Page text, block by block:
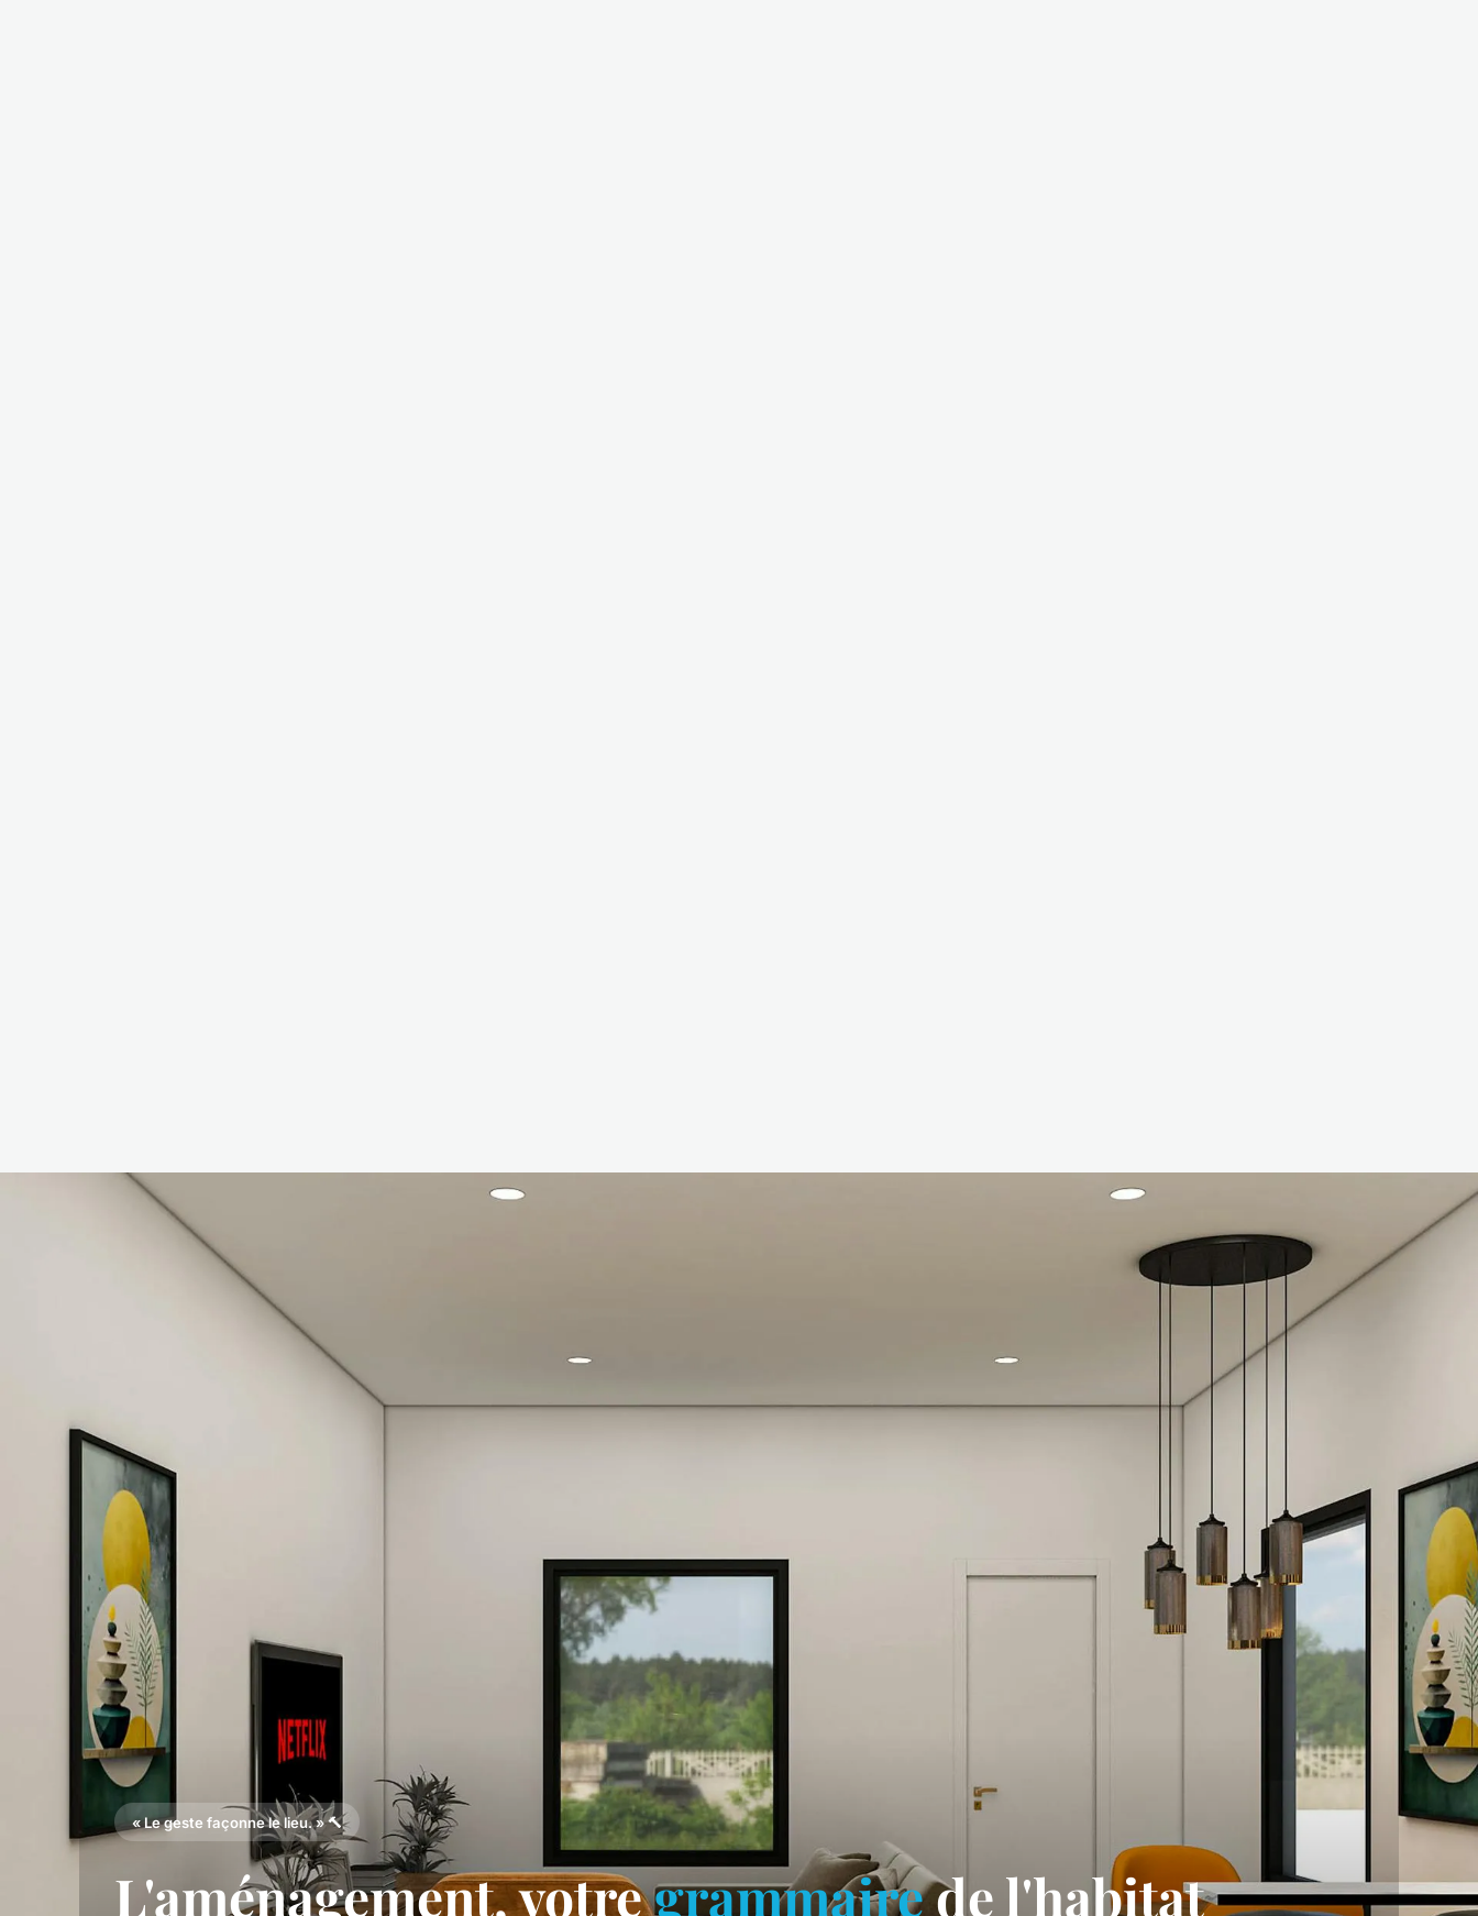
« Le geste façonne le lieu. » 🔨
L'aménagement, votregrammairede l'habitat